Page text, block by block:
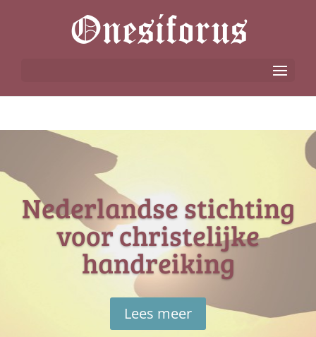
Nederlandse stichting
voor christelijke
handreiking
Lees meer